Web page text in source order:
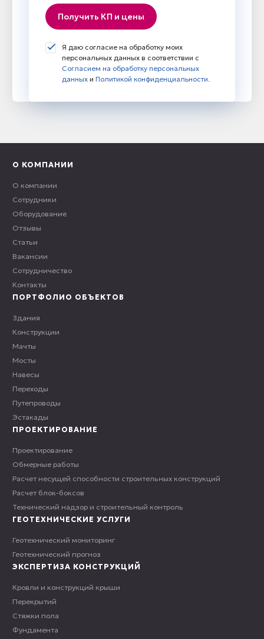
Получить КП и цены
Я даю согласие на обработку моих
персональных данных в соответствии с
Согласием на обработку персональных
данных и Политикой конфиденциальности.
О КОМПАНИИ
О компании
Сотрудники
Оборудование
Отзывы
Статьи
Вакансии
Сотрудничество
Контакты
ПОРТФОЛИО ОБЪЕКТОВ
Здания
Конструкции
Мачты
Мосты
Навесы
Переходы
Путепроводы
Эстакады
ПРОЕКТИРОВАНИЕ
Проектирование
Обмерные работы
Расчет несущей способности строительных конструкций
Расчет блок-боксов
Технический надзор и строительный контроль
ГЕОТЕХНИЧЕСКИЕ УСЛУГИ
Геотехнический мониторинг
Геотехнический прогноз
ЭКСПЕРТИЗА КОНСТРУКЦИЙ
Кровли и конструкций крыши
Перекрытий
Стяжки пола
Фундамента